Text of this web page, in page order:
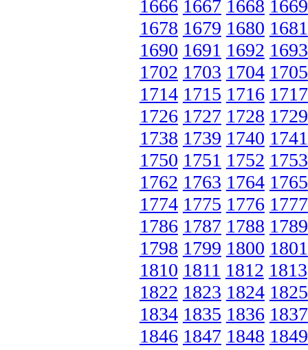
1666 1667 1668 1669
1678 1679 1680 1681
1690 1691 1692 1693
1702 1703 1704 1705
1714 1715 1716 1717
1726 1727 1728 1729
1738 1739 1740 1741
1750 1751 1752 1753
1762 1763 1764 1765
1774 1775 1776 1777
1786 1787 1788 1789
1798 1799 1800 1801
1810 1811 1812 1813
1822 1823 1824 1825
1834 1835 1836 1837
1846 1847 1848 1849